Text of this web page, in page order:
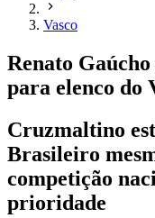
Vasco
Renato Gaúcho
para elenco do
Cruzmaltino
Brasileiro
competição
prioridade